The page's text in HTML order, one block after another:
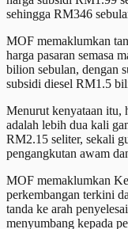
sehingga RM346
MOF memaklumkan
harga pasaran semasa
bilion sebulan, dengan
subsidi diesel RM1.5
Menurut kenyataan itu,
adalah lebih dua kali
RM2.15 seliter, sekali
pengangkutan awam
MOF memaklumkan
perkembangan terkini
tanda ke arah
menyumbang kepada